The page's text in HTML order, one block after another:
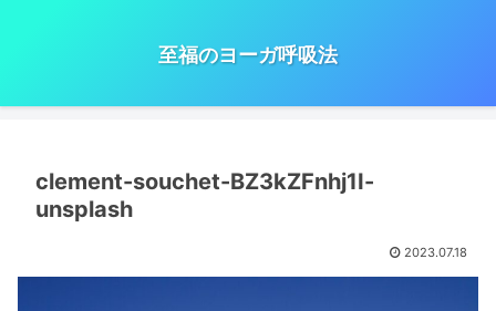
至福のヨーガ呼吸法
clement-souchet-BZ3kZFnhj1I-
unsplash
2023.07.18